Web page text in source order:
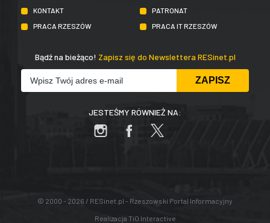
KONTAKT
PATRONAT
PRACA RZESZÓW
PRACA IT RZESZÓW
Bądź na bieżąco! Zapisz się do Newslettera RESinet.pl
JESTEŚMY RÓWNIEŻ NA:
© 2000 - 2026 / RESinet.pl - Rzeszowski Portal Informacyjny
Realizacja TiO Interactive